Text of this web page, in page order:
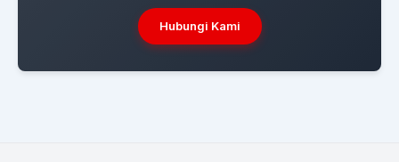
Hubungi Kami